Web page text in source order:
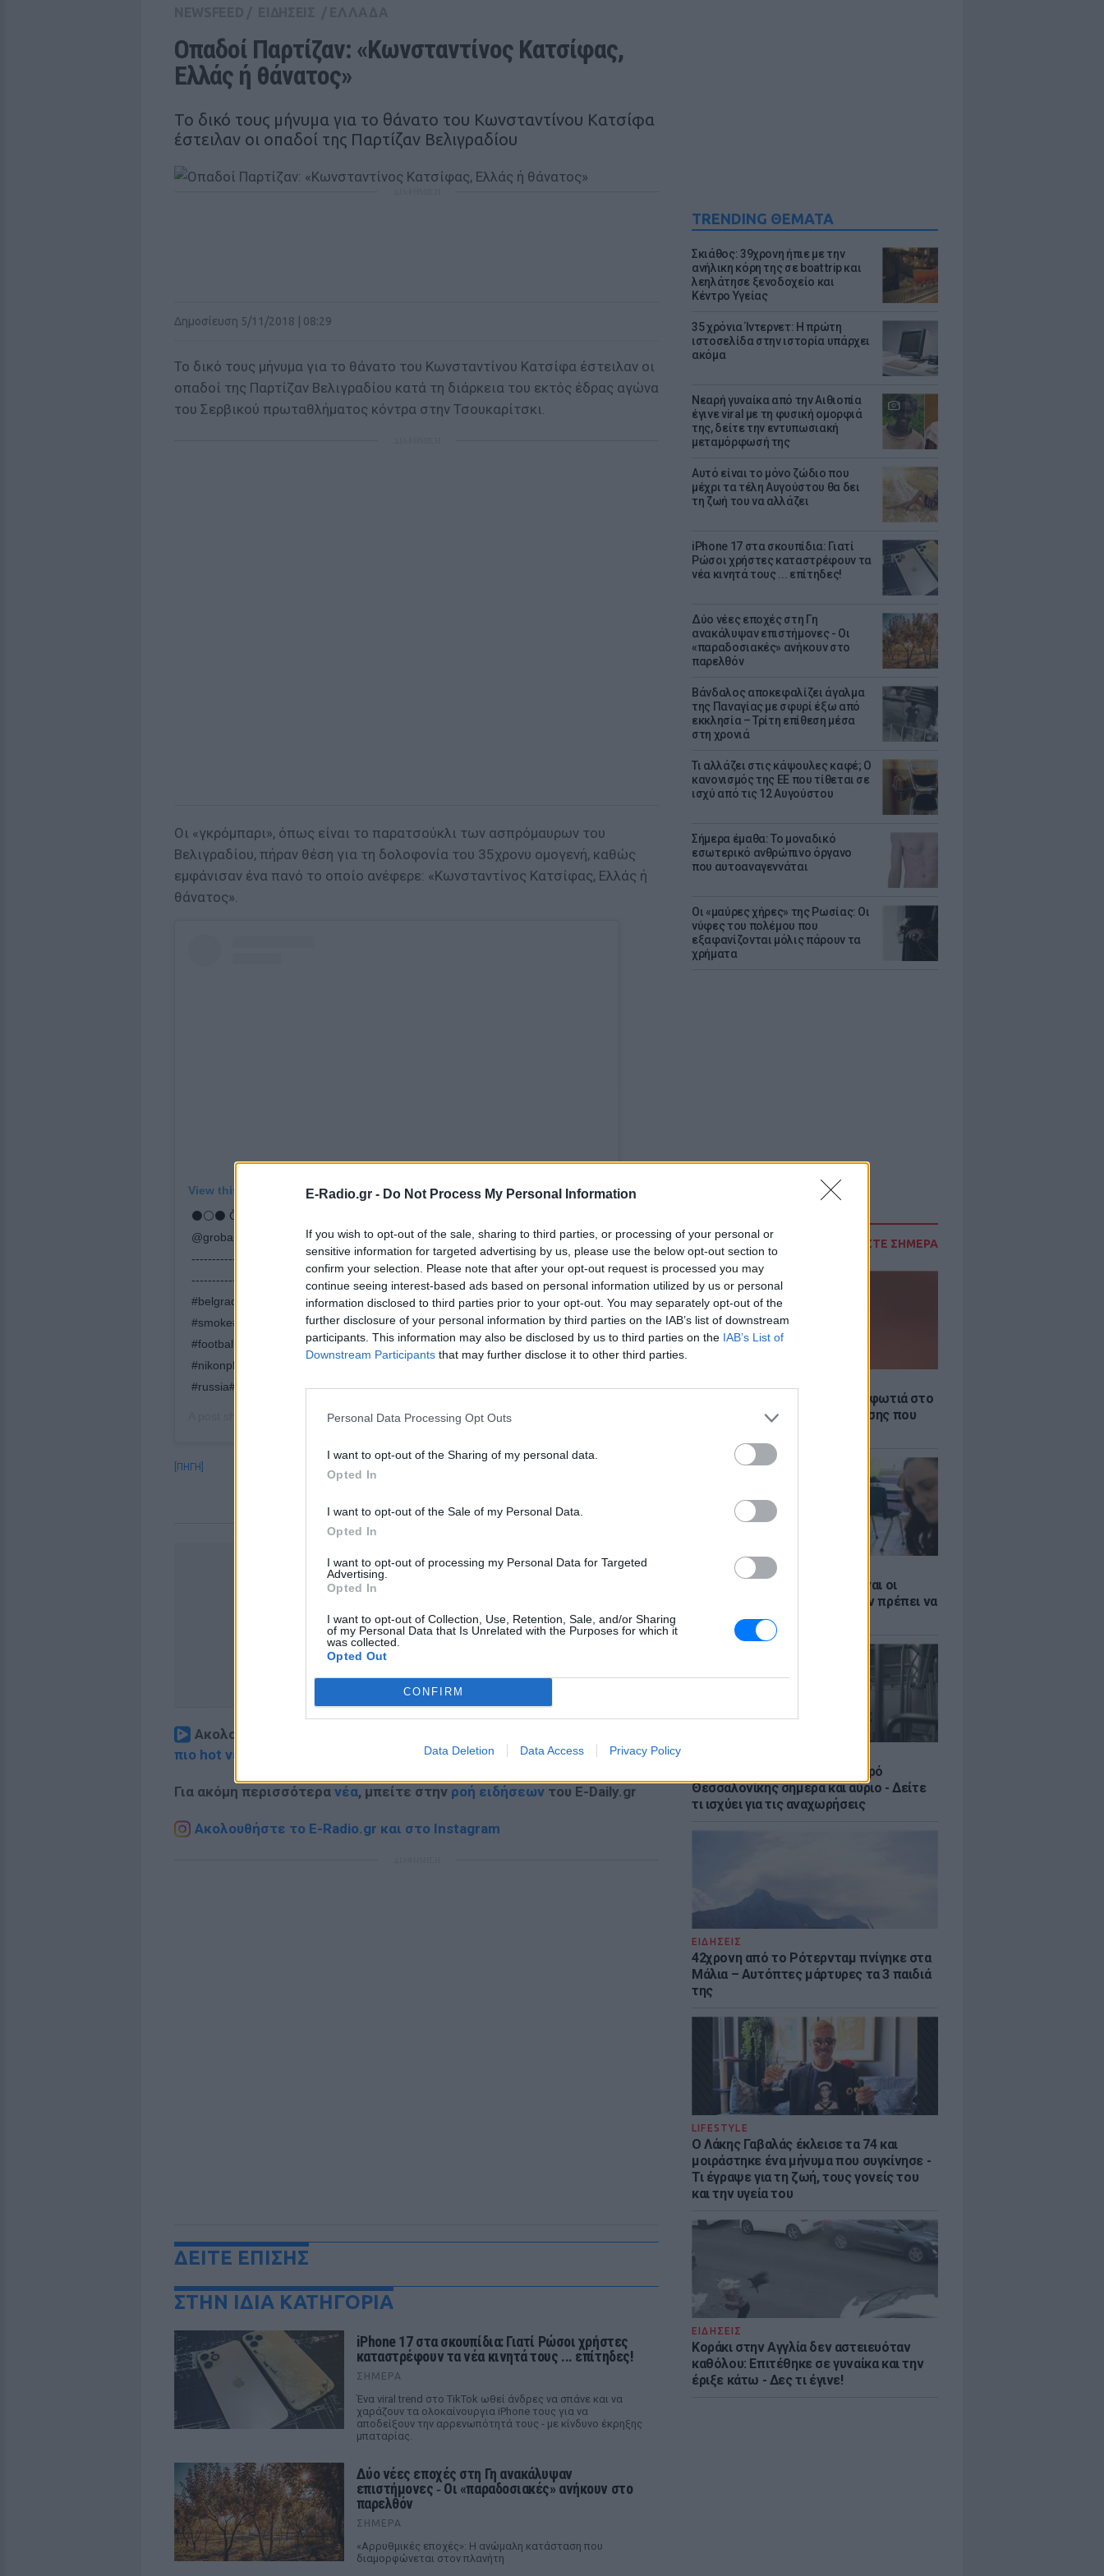
E-Radio.gr - Do Not Process My Personal Information
If you wish to opt-out of the sale, sharing to third parties, or processing of your personal or
sensitive information for targeted advertising by us, please use the below opt-out section to
confirm your selection. Please note that after your opt-out request is processed you may
continue seeing interest-based ads based on personal information utilized by us or personal
information disclosed to third parties prior to your opt-out. You may separately opt-out of the
further disclosure of your personal information by third parties on the IAB’s list of downstream
participants. This information may also be disclosed by us to third parties on the IAB’s List of
Downstream Participants that may further disclose it to other third parties.
Personal Data Processing Opt Outs
I want to opt-out of the Sharing of my personal data.
Opted In
I want to opt-out of the Sale of my Personal Data.
Opted In
I want to opt-out of processing my Personal Data for Targeted
Advertising.
Opted In
I want to opt-out of Collection, Use, Retention, Sale, and/or Sharing
of my Personal Data that Is Unrelated with the Purposes for which it
was collected.
Opted Out
CONFIRM
Data Deletion Data Access Privacy Policy
TRENDING ΘΕΜΑΤΑ
Σκιάθος: 39χρονη ήπιε με την
ανήλικη κόρη της σε boat trip και
λεηλάτησε ξενοδοχείο και
Κέντρο Υγείας
35 χρόνια Ίντερνετ: Η πρώτη
ιστοσελίδα στην ιστορία υπάρχει
ακόμα
Νεαρή γυναίκα από την Αιθιοπία
έγινε viral με τη φυσική ομορφιά
της, δείτε την εντυπωσιακή
μεταμόρφωσή της
Αυτό είναι το μόνο ζώδιο που
μέχρι τα τέλη Αυγούστου θα δει
τη ζωή του να αλλάζει
iPhone 17 στα σκουπίδια: Γιατί
Ρώσοι χρήστες καταστρέφουν τα
νέα κινητά τους ... επίτηδες!
Δύο νέες εποχές στη Γη
ανακάλυψαν επιστήμονες - Oι
«παραδοσιακές» ανήκουν στο
παρελθόν
Βάνδαλος αποκεφαλίζει άγαλμα
της Παναγίας με σφυρί έξω από
εκκλησία – Τρίτη επίθεση μέσα
στη χρονιά
Τι αλλάζει στις κάψουλες καφέ; Ο
κανονισμός της ΕΕ που τίθεται σε
ισχύ από τις 12 Αυγούστου
Σήμερα έμαθα: Το μοναδικό
εσωτερικό ανθρώπινο όργανο
που αυτοαναγεννάται
Οι «μαύρες χήρες» της Ρωσίας: Οι
νύφες του πολέμου που
εξαφανίζονται μόλις πάρουν τα
χρήματα
ΔΙΑΒΑΣΤΕ ΣΗΜΕΡΑ
Συγκλονιστικό βίντεο από τη φωτιά στο
Πόρτο Γερμενό: Η νύχτα κόλασης που
ΕΙΔΗΣΕΙΣ
Voucher ΕΣΠΑ 2026: Αυτές είναι οι
κρίσιμες ημερομηνίες που δεν πρέπει να
Αλλαγές στο ωράριο του Μετρό
Θεσσαλονίκης σήμερα και αύριο - Δείτε
τι ισχύει για τις αναχωρήσεις
ΕΙΔΗΣΕΙΣ
42χρονη από το Ρότερνταμ πνίγηκε στα
Μάλια – Αυτόπτες μάρτυρες τα 3 παιδιά
της
LIFESTYLE
Ο Λάκης Γαβαλάς έκλεισε τα 74 και
μοιράστηκε ένα μήνυμα που συγκίνησε -
Τι έγραψε για τη ζωή, τους γονείς του
και την υγεία του
ΕΙΔΗΣΕΙΣ
Kοράκι στην Αγγλία δεν αστειευόταν
καθόλου: Επιτέθηκε σε γυναίκα και την
έριξε κάτω - Δες τι έγινε!
Οπαδοί Παρτίζαν: «Κωνσταντίνος Κατσίφας,
Ελλάς ή θάνατος»
Το δικό τους μήνυμα για το θάνατο του Κωνσταντίνου Κατσίφα
έστειλαν οι οπαδοί της Παρτίζαν Βελιγραδίου
Δημοσίευση 5/11/2018 | 08:29
Το δικό τους μήνυμα για το θάνατο του Κωνσταντίνου Κατσίφα έστειλαν οι
οπαδοί της Παρτίζαν Βελιγραδίου κατά τη διάρκεια του εκτός έδρας αγώνα
του Σερβικού πρωταθλήματος κόντρα στην Τσουκαρίτσκι.
Οι «γκρόμπαρι», όπως είναι το παρατσούκλι των ασπρόμαυρων του
Βελιγραδίου, πήραν θέση για τη δολοφονία του 35χρονυ ομογενή, καθώς
εμφάνισαν ένα πανό το οποίο ανέφερε: «Κωνσταντίνος Κατσίφας, Ελλάς ή
θάνατος».
View this post on Instagram
⚫⚪⚫ Čukarički - Partizan 31.10.2018 ✅ 🇷🇸 • 👉📸photo
@grobari.net_official Follow us 👈 • ------------------------------------------------------
------------------------ 📌 👉 Youtube: grobari.net 📌 👉 Twitter: grobarinet ---------
----------------------------------------------------------------------- #grobari #partizan
#belgrade#stronger #design#tshirt #photobomb #strobelights
#smoke#cityscape #stadium#passionplanner #traveller #groundhopping
#football #experience #unbelievably #pyroshow#basketball #scarves#finest
#nikonphotography #passion#photooftheday #like4like#vscosport
#russia#zenit#photographie #follow4follow
GROBARI.NET official ® (@grobari.net_official) on
[ΠΗΓΗ]
Ακολουθήστε το E-Radio.gr στο
πιο hot νέα
Για ακόμη περισσότερα νέα, μπείτε στην ροή ειδήσεων του E-Daily.gr
Ακολουθήστε το E-Radio.gr και στο Instagram
ΔΕΙΤΕ ΕΠΙΣΗΣ
ΣΤΗΝ ΙΔΙΑ ΚΑΤΗΓΟΡΙΑ
iPhone 17 στα σκουπίδια: Γιατί Ρώσοι χρήστες
καταστρέφουν τα νέα κινητά τους ... επίτηδες!
ΣΉΜΕΡΑ
Ένα viral trend στο TikTok ωθεί άνδρες να σπάνε και να
χαράζουν τα ολοκαίνουργια iPhone τους για να
αποδείξουν την αρρενωπότητά τους - με κίνδυνο έκρηξης
μπαταρίας.
Δύο νέες εποχές στη Γη ανακάλυψαν
επιστήμονες ‑ Oι «παραδοσιακές» ανήκουν στο
παρελθόν
ΣΉΜΕΡΑ
«Αρρυθμικές εποχές»: Η ανώμαλη κατάσταση που
διαμορφώνεται στον πλανήτη